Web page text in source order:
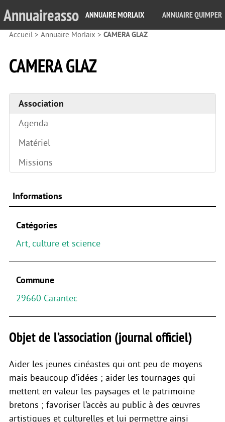
Annuaireasso ANNUAIRE MORLAIX ANNUAIRE QUIMPER
Accueil> Annuaire Morlaix > CAMERA GLAZ
CAMERA GLAZ
Association
Agenda
Matériel
Missions
Informations
Catégories
Art, culture et science
Commune
29660 Carantec
Objet de l’association (journal officiel)
Aider les jeunes cinéastes qui ont peu de moyens
mais beaucoup d’idées ; aider les tournages qui
mettent en valeur les paysages et le patrimoine
bretons ; favoriser l’accès au public à des œuvres
artistiques et culturelles et lui permettre ainsi